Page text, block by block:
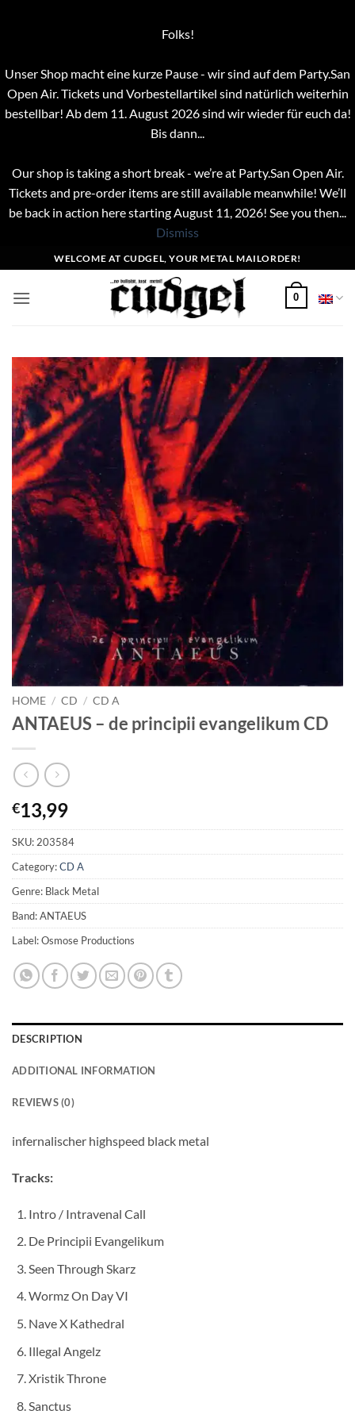
Folks!
Unser Shop macht eine kurze Pause - wir sind auf dem Party.San
Open Air. Tickets und Vorbestellartikel sind natürlich weiterhin
bestellbar! Ab dem 11. August 2026 sind wir wieder für euch da!
Bis dann...
Our shop is taking a short break - we’re at Party.San Open Air.
Tickets and pre-order items are still available meanwhile! We’ll
be back in action here starting August 11, 2026! See you then...
Dismiss
to
content
WELCOME AT CUDGEL, YOUR METAL MAILORDER!
0
HOME / CD / CD A
ANTAEUS – de principii evangelikum CD
€13,99
SKU: 203584
Category:CD A
Genre: Black Metal
Band: ANTAEUS
Label: Osmose Productions
DESCRIPTION
ADDITIONAL INFORMATION
REVIEWS (0)
infernalischer highspeed black metal
Tracks:
Intro / Intravenal Call
De Principii Evangelikum
Seen Through Skarz
Wormz On Day VI
Nave X Kathedral
Illegal Angelz
Xristik Throne
Sanctus